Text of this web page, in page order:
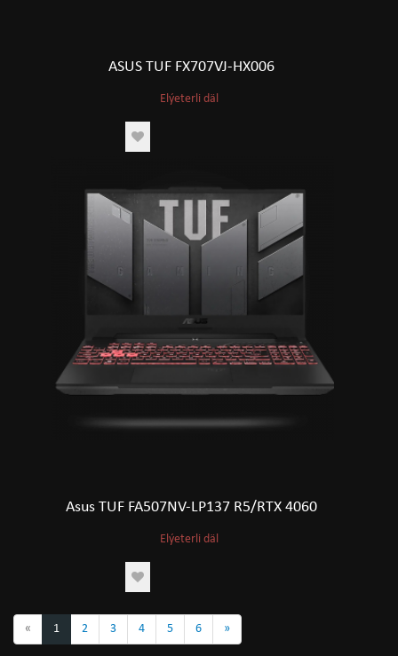
ASUS TUF FX707VJ-HX006
Elýeterli däl
Asus TUF FA507NV-LP137 R5/RTX 4060
Elýeterli däl
« 1 2 3 4 5 6 »